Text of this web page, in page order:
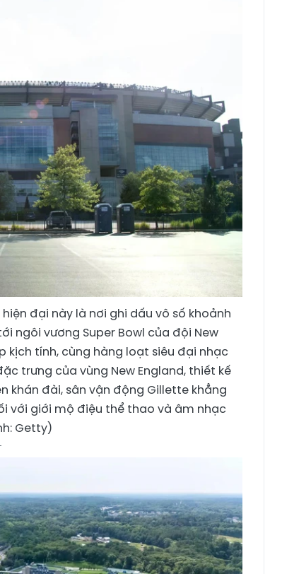
đại này là nơi ghi dấu vô số khoảnh
ngôi vương Super Bowl của đội New
kịch tính, cùng hàng loạt siêu đại nhạc
trưng của vùng New England, thiết kế
khán đài, sân vận động Gillette khẳng
với giới mộ điệu thể thao và âm nhạc
Getty)